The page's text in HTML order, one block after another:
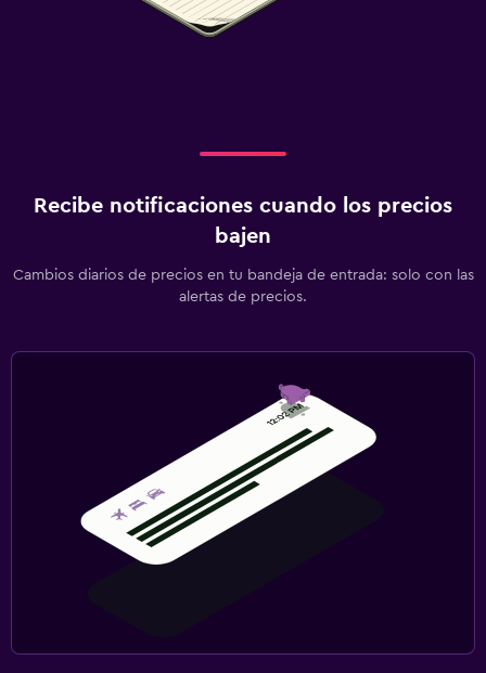
Recibe notificaciones cuando los precios
bajen
Cambios diarios de precios en tu bandeja de entrada: solo con las
alertas de precios.